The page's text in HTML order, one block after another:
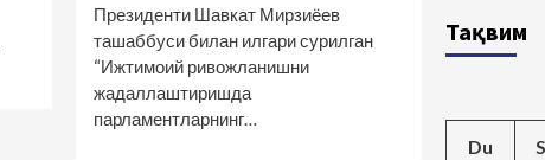
Президенти Шавкат Мирзиёев
ташаббуси билан илгари сурилган
“Ижтимоий ривожланишни
жадаллаштиришда
парламентларнинг…
Тақвим
Du